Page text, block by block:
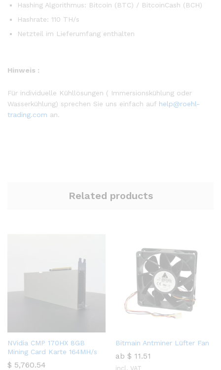
Hashing Algorithmus: Bitcoin (BTC) / BitcoinCash (BCH)
Hashrate: 110 TH/s
Netzteil im Lieferumfang enthalten
Hinweis :
Für individuelle Kühllösungen ( Immersionskühlung oder
Wasserkühlung) sprechen Sie uns einfach auf help@roehl-
trading.com an.
Related products
NVidia CMP 170HX 8GB
Mining Card Karte 164MH/s
$ 5,760.54
Bitmain Antminer Lüfter Fan
ab $ 11.51
incl. VAT